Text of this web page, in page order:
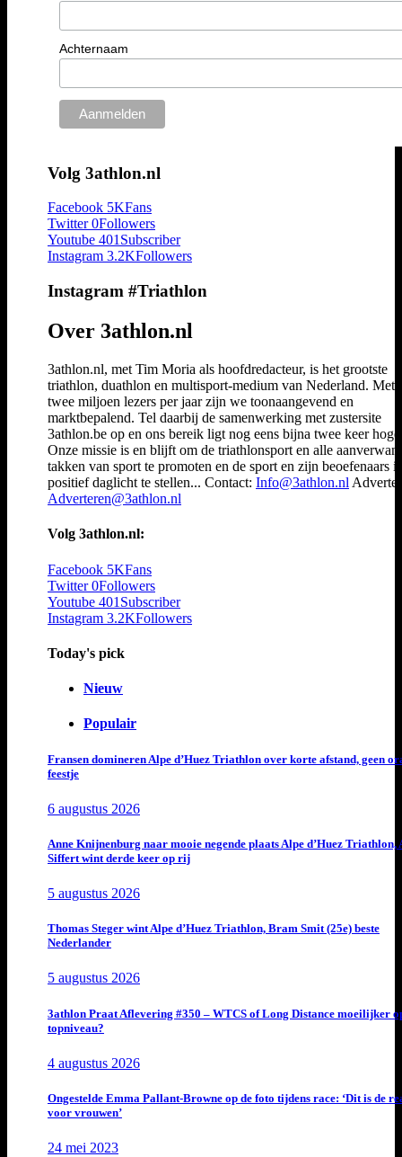
Achternaam
Volg 3athlon.nl
Facebook 5KFans
Twitter 0Followers
Youtube 401Subscriber
Instagram 3.2KFollowers
Instagram #Triathlon
Over 3athlon.nl
3athlon.nl, met Tim Moria als hoofdredacteur, is het grootste
triathlon, duathlon en multisport-medium van Nederland. Met
twee miljoen lezers per jaar zijn we toonaangevend en
marktbepalend. Tel daarbij de samenwerking met zustersite
3athlon.be op en ons bereik ligt nog eens bijna twee keer
Onze missie is en blijft om de triathlonsport en alle
takken van sport te promoten en de sport en zijn beoefenaars
positief daglicht te stellen... Contact: Info@3athlon.nl
Adverteren@3athlon.nl
Volg 3athlon.nl:
Facebook 5KFans
Twitter 0Followers
Youtube 401 Subscriber
Instagram 3.2KFollowers
Today's pick
Nieuw
Populair
Fransen domineren Alpe d’Huez Triathlon over korte afstand, geen
feestje
6 augustus 2026
Anne Knijnenburg naar mooie negende plaats Alpe d’Huez Triathlon,
Siffert wint derde keer op rij
5 augustus 2026
Thomas Steger wint Alpe d’Huez Triathlon, Bram Smit (25e) beste
Nederlander
5 augustus 2026
3athlon Praat Aflevering #350 – WTCS of Long Distance moeilijker
topniveau?
4 augustus 2026
Ongestelde Emma Pallant-Browne op de foto tijdens race: ‘Dit is de
voor vrouwen’
24 mei 2023